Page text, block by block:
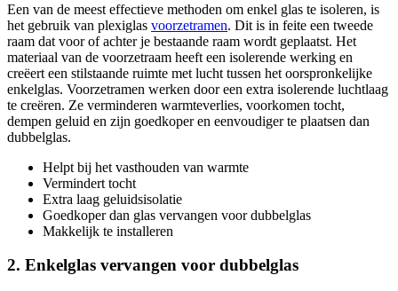
Een van de meest effectieve methoden om enkel glas te isoleren, is
het gebruik van plexiglas voorzetramen. Dit is in feite een tweede
raam dat voor of achter je bestaande raam wordt geplaatst. Het
materiaal van de voorzetraam heeft een isolerende werking en
creëert een stilstaande ruimte met lucht tussen het oorspronkelijke
enkelglas. Voorzetramen werken door een extra isolerende luchtlaag
te creëren. Ze verminderen warmteverlies, voorkomen tocht,
dempen geluid en zijn goedkoper en eenvoudiger te plaatsen dan
dubbelglas.
Helpt bij het vasthouden van warmte
Vermindert tocht
Extra laag geluidsisolatie
Goedkoper dan glas vervangen voor dubbelglas
Makkelijk te installeren
2. Enkelglas vervangen voor dubbelglas